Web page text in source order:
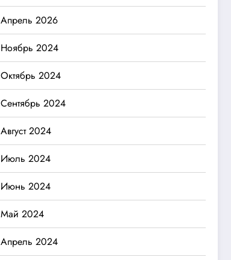
Апрель 2026
Ноябрь 2024
Октябрь 2024
Сентябрь 2024
Август 2024
Июль 2024
Июнь 2024
Май 2024
Апрель 2024